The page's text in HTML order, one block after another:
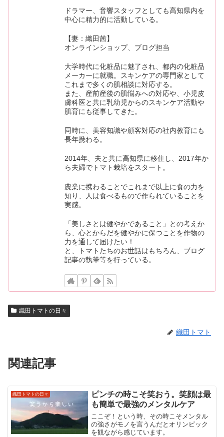
ドラマー、音響スタッフとしても高知県内を
中心に精力的に活動している。
【妻：織田茜】
オンラインショップ、ブログ担当
大学時代に化粧品に魅了され、都内の化粧品
メーカーに就職。スキンケアの専門家として
これまで多くの肌相談に対応する。
また、産前産後の肌悩みへの対応や、小児皮
膚科医と共に乳幼児からのスキンケア活動や
肌育にも従事してきた。
同時に、美容知識や顧客対応の社内教育にも
長年携わる。
2014年、夫と共に高知県に移住し、2017年か
ら夫婦でトマト栽培をスタート。
農業に携わることでこれまで以上に食の力を
知り、人は食べるもので作られていることを
実感。
「美しさとは健やかであること」との考えか
ら、心とからだを健やかに保つことを作物の
力を通して届けたい！
と、トマトたちのお世話はもちろん、ブログ
記事の執筆等を行っている。
織田トマトの日々
織田トマト
関連記事
織田トマトの日々
ピンチの時こそ笑おう。笑顔は最
も簡単で最強のメンタルケア
ここぞ！という時、その時こそメンタル
の強さがモノを言うんだとオリンピック
を観ながら感じています。